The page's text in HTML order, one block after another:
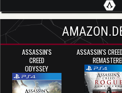
ASSASSIN'S
CREED
ODYSSEY
ASSASSIN'S